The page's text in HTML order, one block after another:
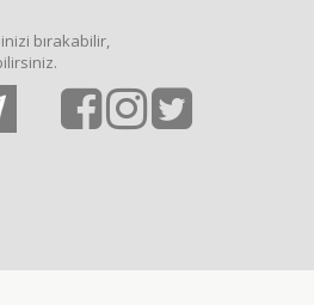
bırakabilir,